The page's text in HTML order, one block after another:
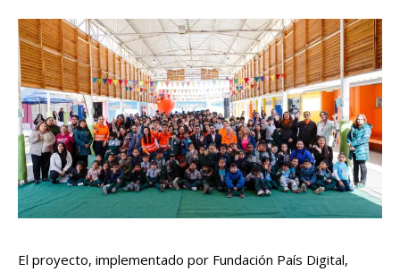
El proyecto, implementado por Fundación País Digital,